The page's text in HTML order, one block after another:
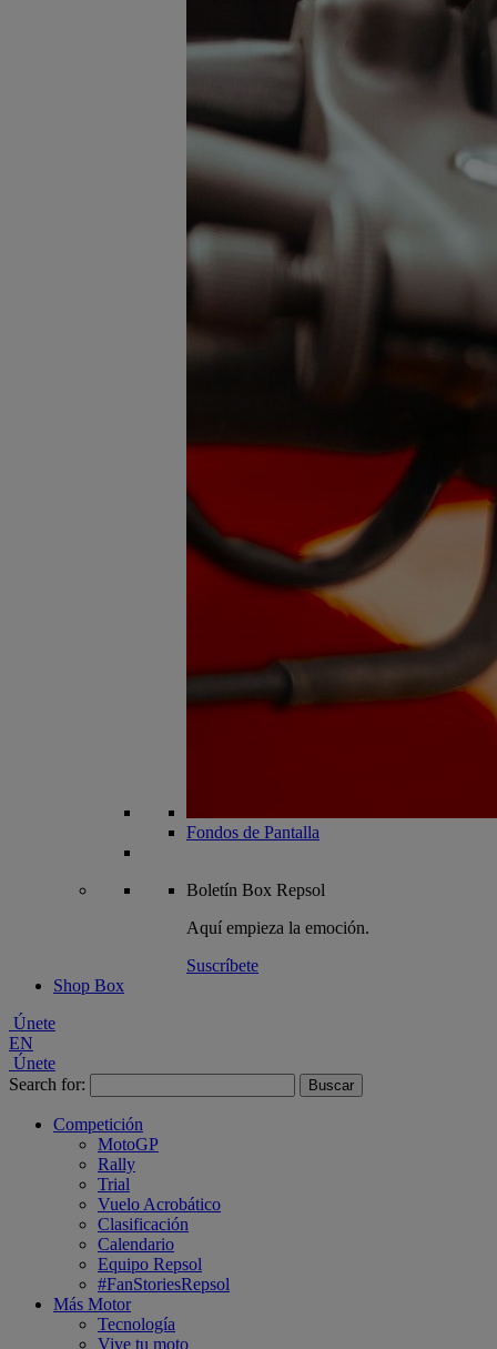
Fondos de Pantalla
Boletín Box Repsol
Aquí empieza la emoción.
Suscríbete
Shop Box
Únete
EN
Únete
Search for:
Competición
MotoGP
Rally
Trial
Vuelo Acrobático
Clasificación
Calendario
Equipo Repsol
#FanStoriesRepsol
Más Motor
Tecnología
Vive tu moto